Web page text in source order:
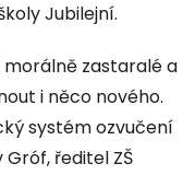
Jubilejní.
morálně zastaralé a
i něco nového.
systém ozvučení
ředitel ZŠ